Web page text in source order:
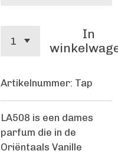
In
Artikelnummer: Tap
LA508 is een dames
parfum die in de
Oriëntaals Vanille